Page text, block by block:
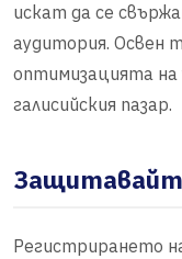
искат да се
аудитория. Освен
оптимизацията на
галисийския пазар.
Регистрирането